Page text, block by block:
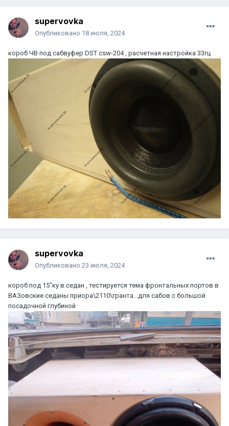
supervovka
Опубликовано 18 июля, 2024
короб ЧВ под сабвуфер DST csw-204 , расчетная настройка 33гц
supervovka
Опубликовано 23 июля, 2024
короб под 15"ку в седан , тестируется тема фронтальных портов в
ВАЗовские седаны приора\2110\гранта...для сабов с большой
посадочной глубиной